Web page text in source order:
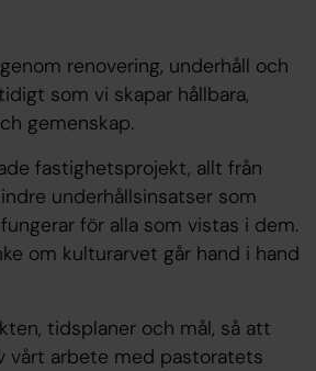
renovering, underhåll och
som vi skapar hållbara,
gemenskap.
fastighetsprojekt, allt från
underhållsinsatser som
för alla som vistas i dem.
om kulturarvet går hand i hand
tidsplaner och mål, så att
vårt arbete med pastoratets